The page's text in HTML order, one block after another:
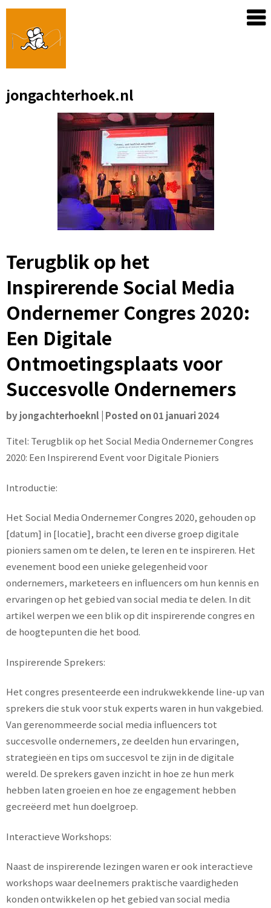
Skip
content
jongachterhoek.nl
Terugblik op het
Inspirerende Social Media
Ondernemer Congres 2020:
Een Digitale
Ontmoetingsplaats voor
Succesvolle Ondernemers
byjongachterhoeknl Posted on01 januari 2024
Titel: Terugblik op het Social Media Ondernemer Congres
2020: Een Inspirerend Event voor Digitale Pioniers
Introductie:
Het Social Media Ondernemer Congres 2020, gehouden op
[datum] in [locatie], bracht een diverse groep digitale
pioniers samen om te delen, te leren en te inspireren. Het
evenement bood een unieke gelegenheid voor
ondernemers, marketeers en influencers om hun kennis en
ervaringen op het gebied van social media te delen. In dit
artikel werpen we een blik op dit inspirerende congres en
de hoogtepunten die het bood.
Inspirerende Sprekers:
Het congres presenteerde een indrukwekkende line-up van
sprekers die stuk voor stuk experts waren in hun vakgebied.
Van gerenommeerde social media influencers tot
succesvolle ondernemers, ze deelden hun ervaringen,
strategieën en tips om succesvol te zijn in de digitale
wereld. De sprekers gaven inzicht in hoe ze hun merk
hebben laten groeien en hoe ze engagement hebben
gecreëerd met hun doelgroep.
Interactieve Workshops:
Naast de inspirerende lezingen waren er ook interactieve
workshops waar deelnemers praktische vaardigheden
konden ontwikkelen op het gebied van social media